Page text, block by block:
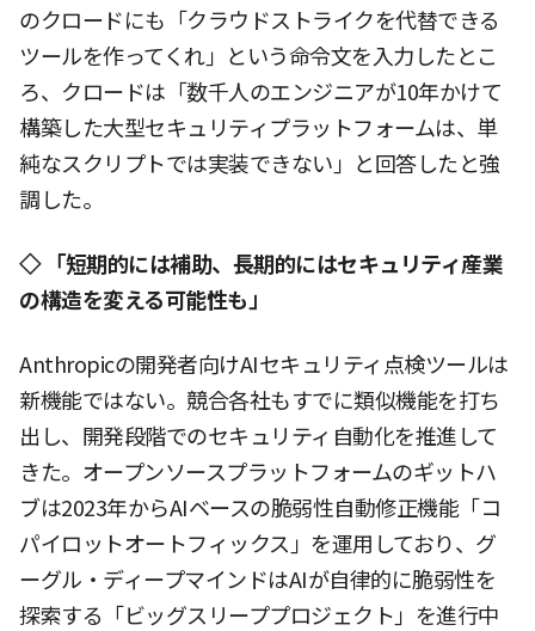
のクロードにも「クラウドストライクを代替できる
ツールを作ってくれ」という命令文を入力したとこ
ろ、クロードは「数千人のエンジニアが10年かけて
構築した大型セキュリティプラットフォームは、単
純なスクリプトでは実装できない」と回答したと強
調した。
◇ 「短期的には補助、長期的にはセキュリティ産業
の構造を変える可能性も」
Anthropicの開発者向けAIセキュリティ点検ツールは
新機能ではない。競合各社もすでに類似機能を打ち
出し、開発段階でのセキュリティ自動化を推進して
きた。オープンソースプラットフォームのギットハ
ブは2023年からAIベースの脆弱性自動修正機能「コ
パイロットオートフィックス」を運用しており、グ
ーグル・ディープマインドはAIが自律的に脆弱性を
探索する「ビッグスリーププロジェクト」を進行中